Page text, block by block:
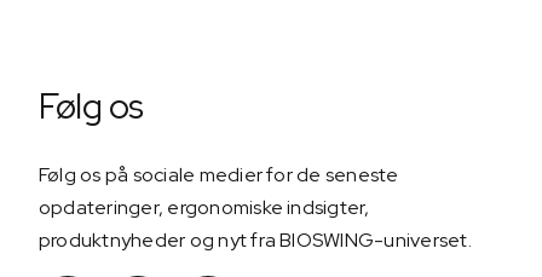
Følg os
Følg os på sociale medier for de seneste
opdateringer, ergonomiske indsigter,
produktnyheder og nyt fra BIOSWING-universet.